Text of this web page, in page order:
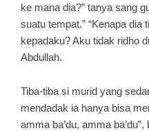
ke mana dia?” tanya sang
suatu tempat.” “Kenapa dia
kepadaku? Aku tidak ridho
Abdullah.
Tiba-tiba si murid yang
mendadak ia hanya bisa
amma ba’du, amma